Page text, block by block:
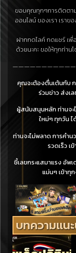
ขอบคุณทุกๆการติดตา
ออนไลน์ ของเรา เรา
ฝากกดไลค์ กดแชร์ เพื่
ด้วยนะคะ ขอให้ทุกท่า
คุณจะต้องตื่นเต้นกับ ก
ร่วมข่าว ส่งเ
ผู้สนับสนุนหลัก ท่านจะ
ใหม่ๆ ทุกวัน ไ
ท่านจะไม่พลาด การคำ
รวดเร็ว เ
ชี้เลขกระแสมาแรง อัพ
แม่นๆ เข้าทุ
บทความแน